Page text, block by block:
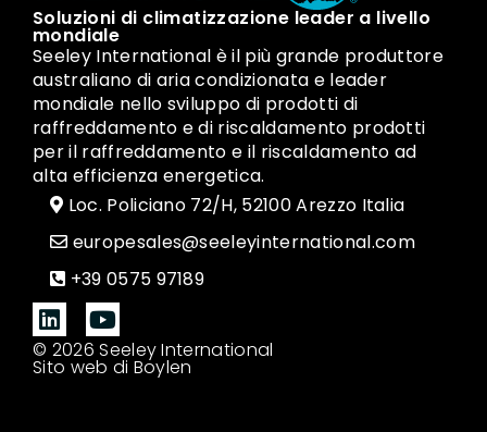
Soluzioni di climatizzazione leader a livello
mondiale
Seeley International è il più grande produttore
australiano di aria condizionata e leader
mondiale nello sviluppo di prodotti di
raffreddamento e di riscaldamento prodotti
per il raffreddamento e il riscaldamento ad
alta efficienza energetica.
Loc. Policiano 72/H, 52100 Arezzo Italia
europesales@seeleyinternational.com
+39 0575 97189
© 2026 Seeley International
Sito web di Boylen